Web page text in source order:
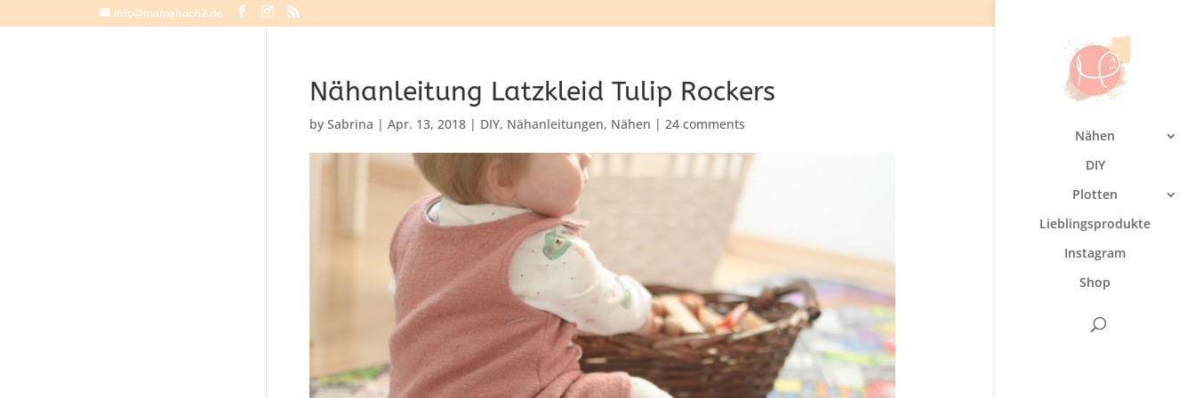
info@mamahoch2.de
Nähen
DIY
Plotten
Lieblingsprodukte
Instagram
Shop
Nähanleitung Latzkleid Tulip Rockers
bySabrina |Apr. 13, 2018 | DIY, Nähanleitungen, Nähen |24 comments